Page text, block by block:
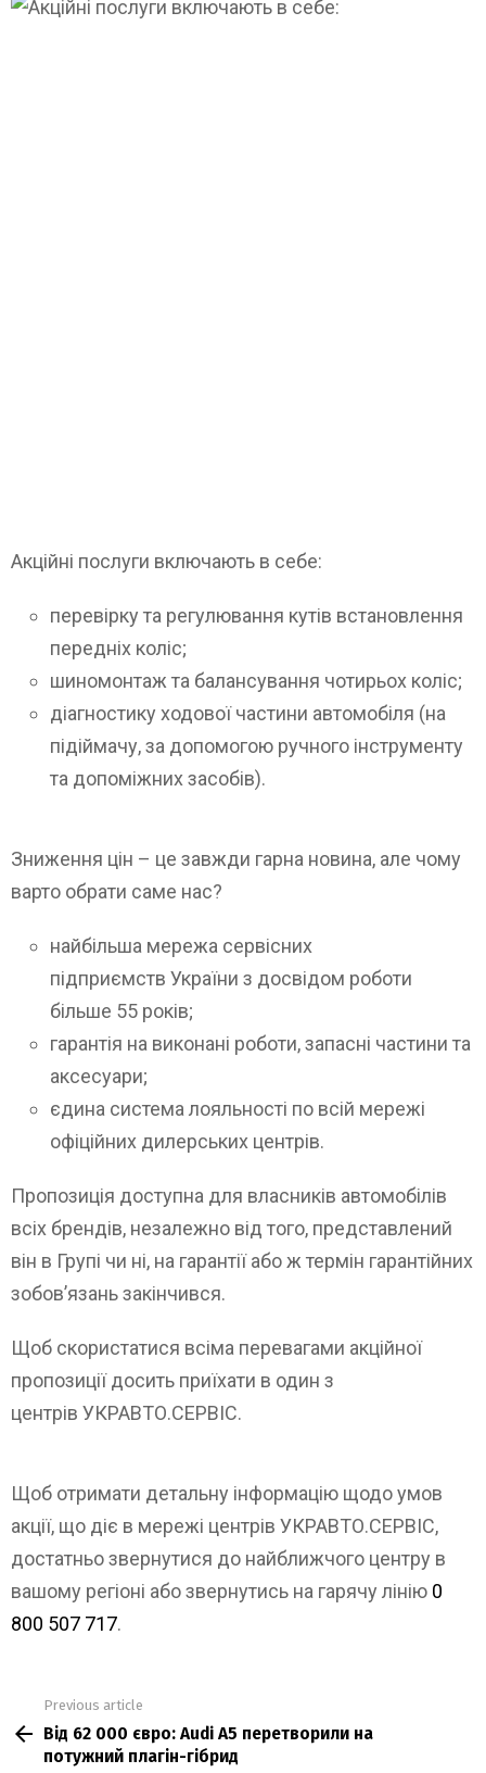
Акційні послуги включають в себе:
перевірку та регулювання кутів встановлення
передніх коліс;
шиномонтаж та балансування чотирьох коліс;
діагностику ходової частини автомобіля (на
підіймачу, за допомогою ручного інструменту
та допоміжних засобів).
Зниження цін – це завжди гарна новина, але чому
варто обрати саме нас?
найбільша мережа сервісних
підприємств України з досвідом роботи
більше 55 років;
гарантія на виконані роботи, запасні частини та
аксесуари;
єдина система лояльності по всій мережі
офіційних дилерських центрів.
Пропозиція доступна для власників автомобілів
всіх брендів, незалежно від того, представлений
він в Групі чи ні, на гарантії або ж термін гарантійних
зобов’язань закінчився.
Щоб скористатися всіма перевагами акційної
пропозиції досить приїхати в один з
центрів УКРАВТО.СЕРВІС.
Щоб отримати детальну інформацію щодо умов
акції, що діє в мережі центрів УКРАВТО.СЕРВІС,
достатньо звернутися до найближчого центру в
вашому регіоні або звернутись на гарячу лінію 0
800 507 717.
more
Previous article
Від 62 000 євро: Audi A5 перетворили на
потужний плагін-гібрид